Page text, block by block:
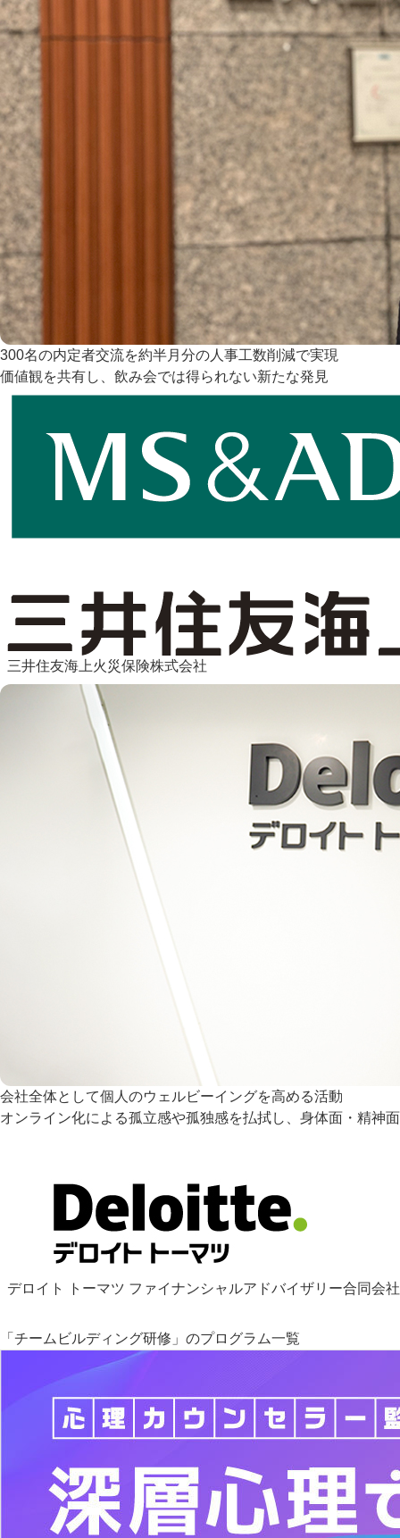
300名の内定者交流を約半月分の人事工数削減で実現
価値観を共有し、飲み会では得られない新たな発見
三井住友海上火災保険株式会社
会社全体として個人のウェルビーイングを高める活動
オンライン化による孤立感や孤独感を払拭し、身体面・精神
デロイト トーマツ ファイナンシャルアドバイザリー合同会社
「チームビルディング研修」のプログラム一覧